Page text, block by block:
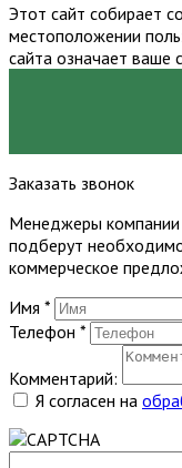
Этот сайт собирает
местоположении
сайта означает ваше
Заказать звонок
Менеджеры компании
подберут
коммерческое
Имя *
Телефон *
Комментарий:
Я согласен на